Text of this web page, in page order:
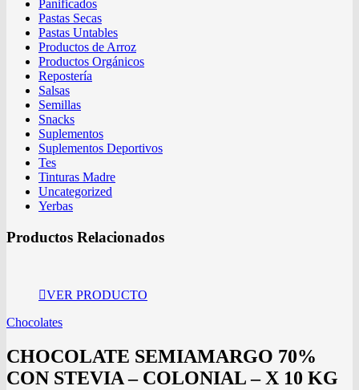
Panificados
Pastas Secas
Pastas Untables
Productos de Arroz
Productos Orgánicos
Repostería
Salsas
Semillas
Snacks
Suplementos
Suplementos Deportivos
Tes
Tinturas Madre
Uncategorized
Yerbas
Productos Relacionados
VER PRODUCTO
Chocolates
CHOCOLATE SEMIAMARGO 70%
CON STEVIA – COLONIAL – X 10 KG